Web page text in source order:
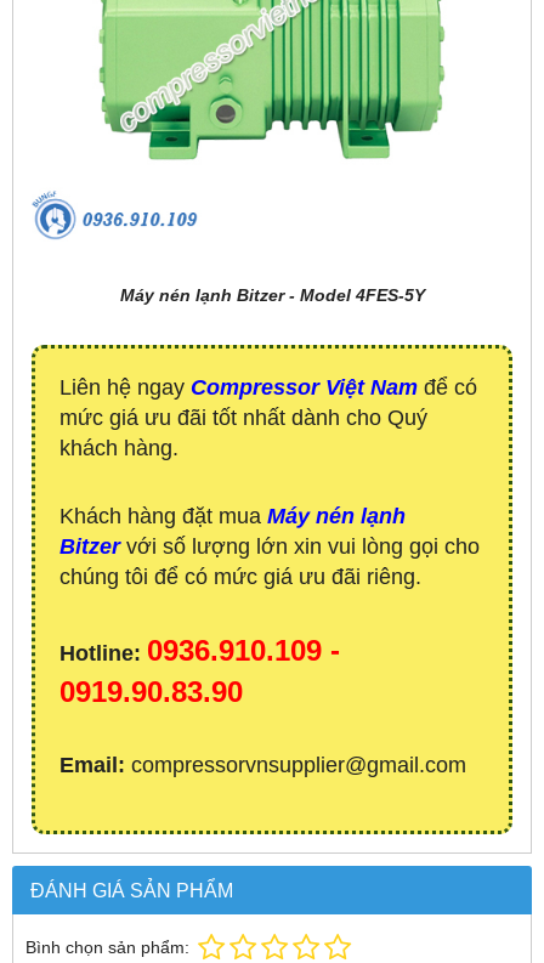
Máy nén lạnh Bitzer - Model 4FES-5Y
Liên hệ ngay Compressor Việt Nam để có
mức giá ưu đãi tốt nhất dành cho Quý
khách hàng.
Khách hàng đặt mua Máy nén lạnh
Bitzer với số lượng lớn xin vui lòng gọi cho
chúng tôi để có mức giá ưu đãi riêng.
Hotline: 0936.910.109 -
0919.90.83.90
Email: compressorvnsupplier@gmail.com
ĐÁNH GIÁ SẢN PHẨM
Bình chọn sản phẩm: